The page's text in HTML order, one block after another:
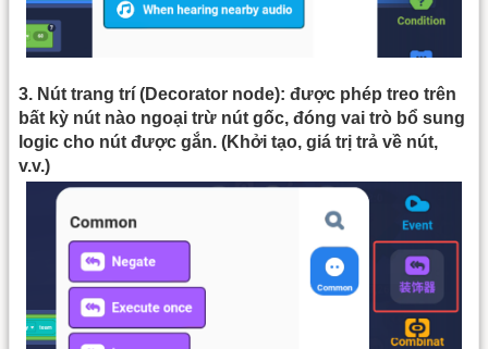
3. Nút trang trí (Decorator node): được phép treo trên
bất kỳ nút nào ngoại trừ nút gốc, đóng vai trò bổ sung
logic cho nút được gắn. (Khởi tạo, giá trị trả về nút,
v.v.)